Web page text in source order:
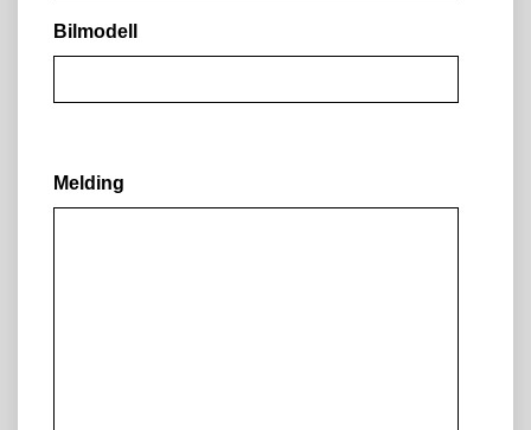
Bilmodell
Melding